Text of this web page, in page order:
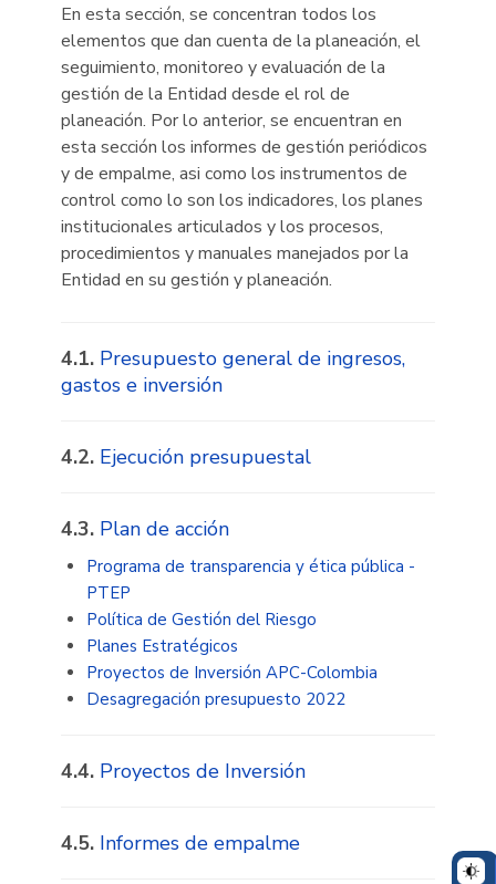
En esta sección, se concentran todos los
elementos que dan cuenta de la planeación, el
seguimiento, monitoreo y evaluación de la
gestión de la Entidad desde el rol de
planeación. Por lo anterior, se encuentran en
esta sección los informes de gestión periódicos
y de empalme, asi como los instrumentos de
control como lo son los indicadores, los planes
institucionales articulados y los procesos,
procedimientos y manuales manejados por la
Entidad en su gestión y planeación.
4.1. Presupuesto general de ingresos,
gastos e inversión
4.2. Ejecución presupuestal
4.3. Plan de acción
Programa de transparencia y ética pública -
PTEP
Política de Gestión del Riesgo
Planes Estratégicos
Proyectos de Inversión APC-Colombia
Desagregación presupuesto 2022
4.4. Proyectos de Inversión
4.5. Informes de empalme